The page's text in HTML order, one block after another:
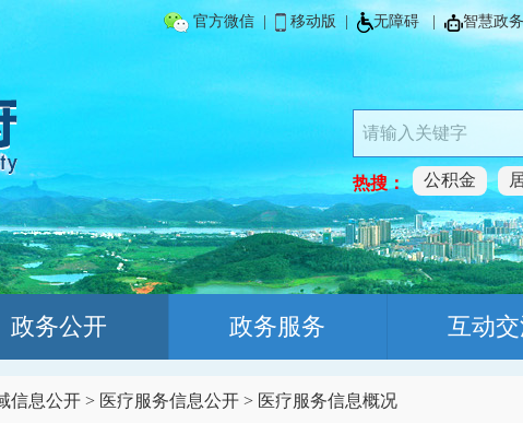
官方微信 移动版 无障碍 | 智慧政务
热搜： 公积金
政务公开 政务服务 互动
信息公开 > 医疗服务信息公开 > 医疗服务信息概况